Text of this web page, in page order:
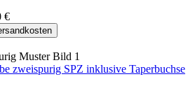
€
zweispurig SPZ inklusive Taperbuchse